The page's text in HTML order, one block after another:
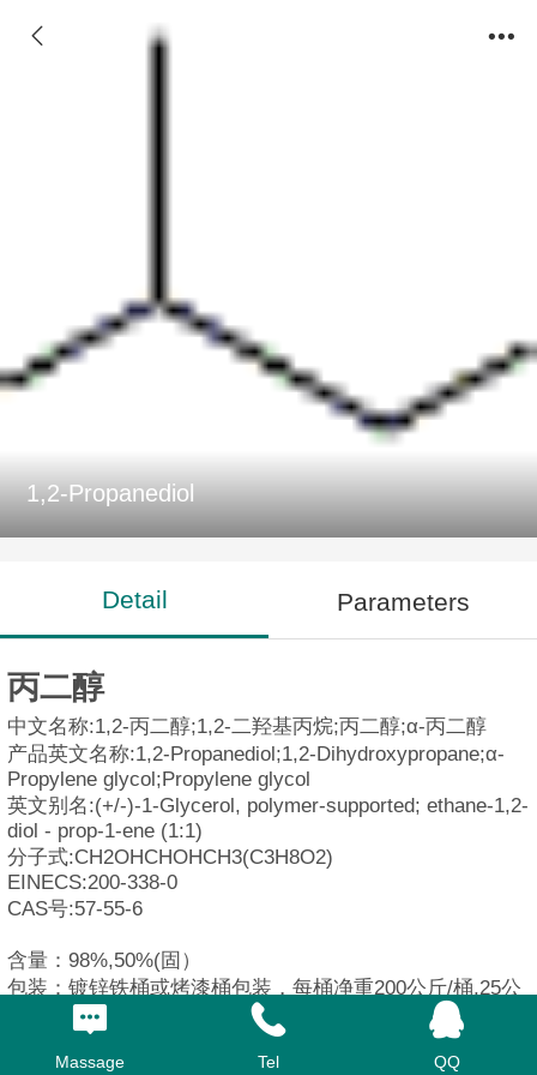
1,2-Propanediol
Detail Parameters
丙二醇
中文名称:1,2-丙二醇;1,2-二羟基丙烷;丙二醇;α-丙二醇
产品英文名称:1,2-Propanediol;1,2-Dihydroxypropane;α-
Propylene glycol;Propylene glycol
英文别名:(+/-)-1-Glycerol, polymer-supported; ethane-1,2-
diol - prop-1-ene (1:1)
分子式:CH2OHCHOHCH3(C3H8O2)
EINECS:200-338-0
CAS号:57-55-6
含量：98%,50%(固）
包装：镀锌铁桶或烤漆桶包装，每桶净重200公斤/桶,25公
Massage Tel QQ